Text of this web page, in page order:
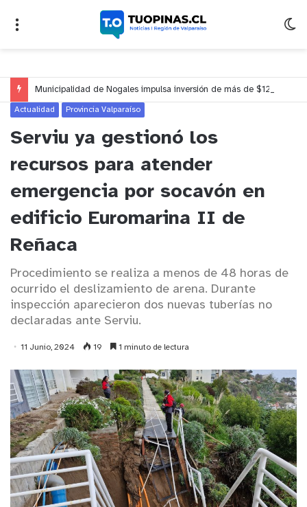
Actualidad Provincia Valparaíso
Serviu ya gestionó los
recursos para atender
emergencia por socavón en
edificio Euromarina II de
Reñaca
Procedimiento se realiza a menos de 48 horas de
ocurrido el deslizamiento de arena. Durante
inspección aparecieron dos nuevas tuberías no
declaradas ante Serviu.
11 Junio, 2024 19 1 minuto de lectura